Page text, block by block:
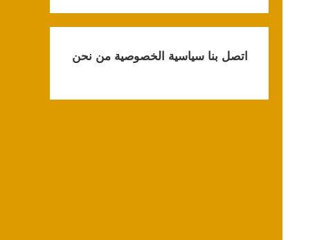
اتصل بنا سياسية الخصوصية من نحن